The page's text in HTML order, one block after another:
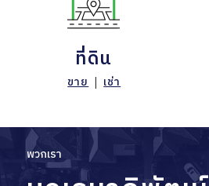
ที่ดิน
ขาย | เช่า
พวกเรา